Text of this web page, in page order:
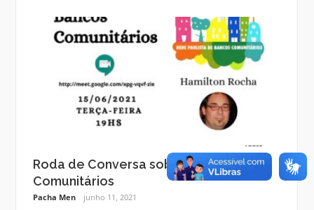
Roda de Conversa sobre Bancos
Comunitários
Pacha Men junho 11, 2021